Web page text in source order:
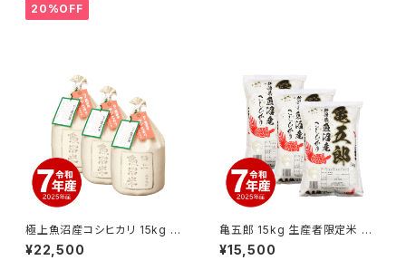
20%OFF
極上魚沼産コシヒカリ 15kg 令
和7年産
¥22,500
亀五郎 15kg 生産者限定米 魚
沼産コシヒカリ 令和7年産
¥15,500